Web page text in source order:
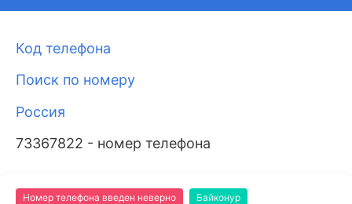
Код телефона
Поиск по номеру
Россия
73367822 - номер телефона
Номер телефона введен неверно Байконур